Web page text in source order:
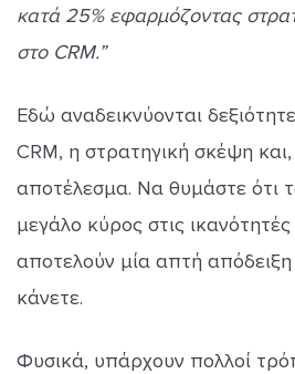
κατά 25% εφαρμόζοντας
στο CRM.”
Εδώ αναδεικνύονται
CRM, η στρατηγική σκέψη
αποτέλεσμα. Να θυμάστε ότι
μεγάλο κύρος στις
αποτελούν μία απτή
κάνετε.
Φυσικά, υπάρχουν πολλοί